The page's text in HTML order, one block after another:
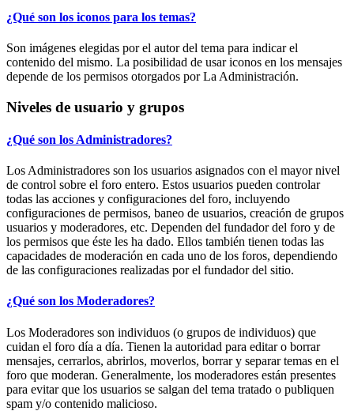
¿Qué son los iconos para los temas?
Son imágenes elegidas por el autor del tema para indicar el
contenido del mismo. La posibilidad de usar iconos en los mensajes
depende de los permisos otorgados por La Administración.
Niveles de usuario y grupos
¿Qué son los Administradores?
Los Administradores son los usuarios asignados con el mayor nivel
de control sobre el foro entero. Estos usuarios pueden controlar
todas las acciones y configuraciones del foro, incluyendo
configuraciones de permisos, baneo de usuarios, creación de grupos
usuarios y moderadores, etc. Dependen del fundador del foro y de
los permisos que éste les ha dado. Ellos también tienen todas las
capacidades de moderación en cada uno de los foros, dependiendo
de las configuraciones realizadas por el fundador del sitio.
¿Qué son los Moderadores?
Los Moderadores son individuos (o grupos de individuos) que
cuidan el foro día a día. Tienen la autoridad para editar o borrar
mensajes, cerrarlos, abrirlos, moverlos, borrar y separar temas en el
foro que moderan. Generalmente, los moderadores están presentes
para evitar que los usuarios se salgan del tema tratado o publiquen
spam y/o contenido malicioso.